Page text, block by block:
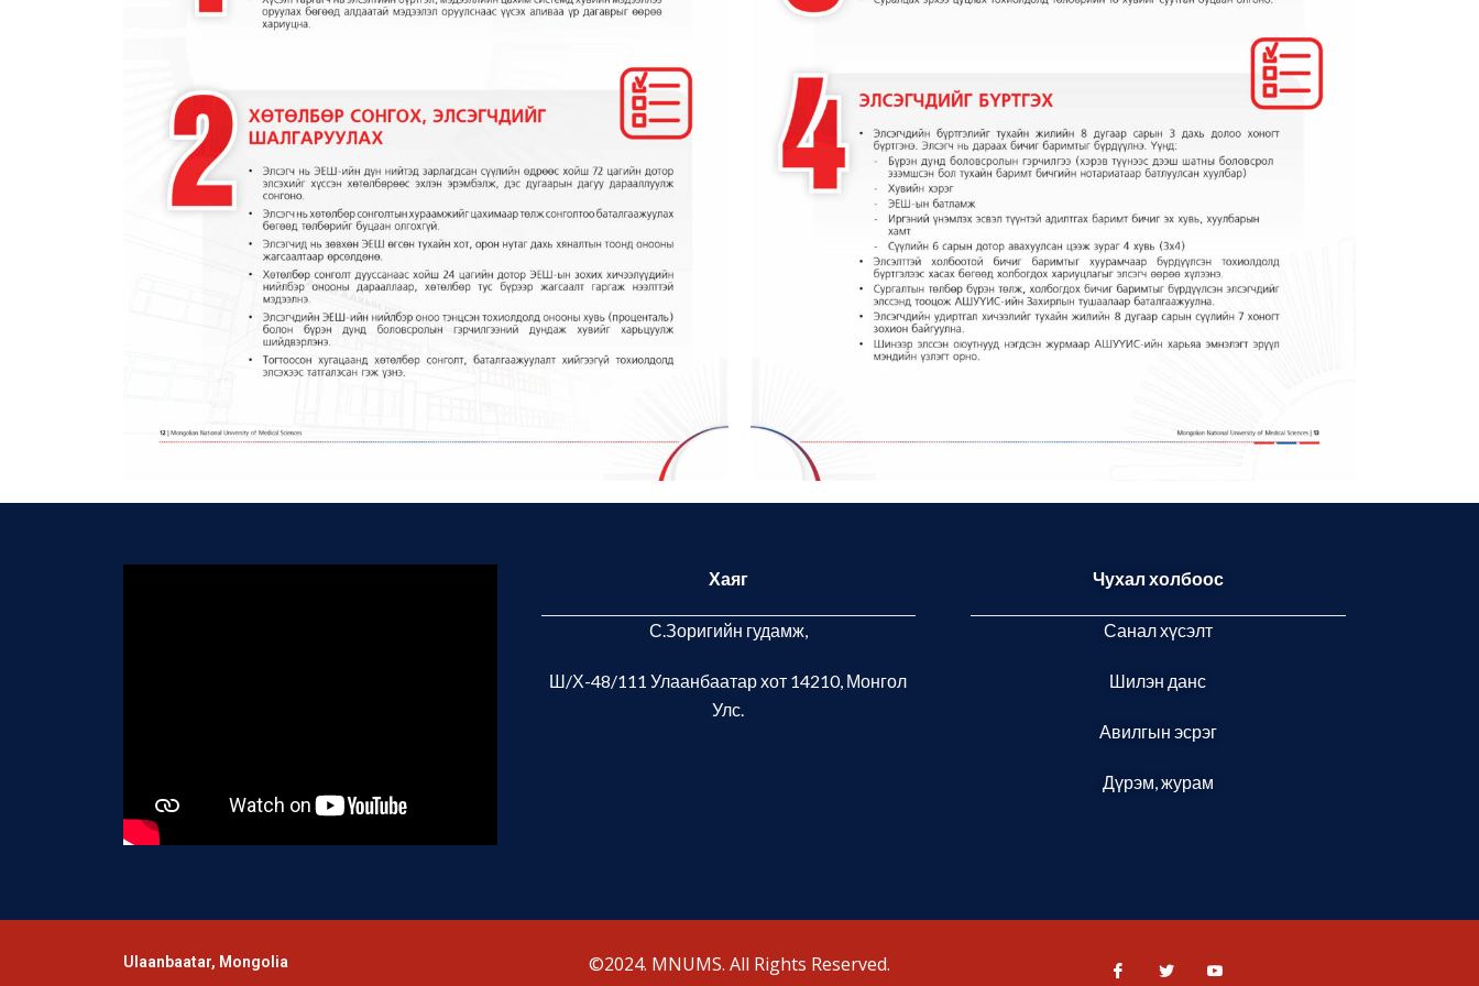
Хаяг
С.Зоригийн гудамж,
Ш/Х-48/111 Улаанбаатар хот 14210, Монгол
Улс.
Чухал холбоос
Санал хүсэлт
Шилэн данс
Авилгын эсрэг
Дүрэм, журам
Ulaanbaatar, Mongolia ©2024. MNUMS. All Rights Reserved.